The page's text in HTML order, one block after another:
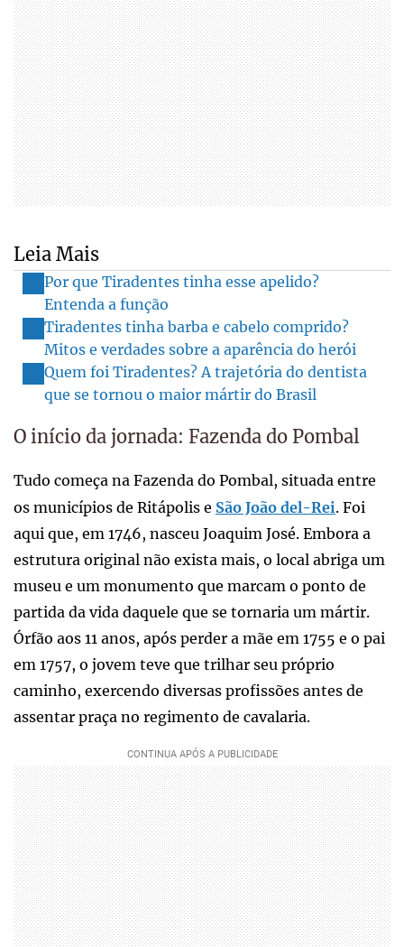
Leia Mais
Por que Tiradentes tinha esse apelido?
Entenda a função
Tiradentes tinha barba e cabelo comprido?
Mitos e verdades sobre a aparência do herói
Quem foi Tiradentes? A trajetória do dentista
que se tornou o maior mártir do Brasil
O início da jornada: Fazenda do Pombal
Tudo começa na Fazenda do Pombal, situada entre
os municípios de Ritápolis e São João del-Rei. Foi
aqui que, em 1746, nasceu Joaquim José. Embora a
estrutura original não exista mais, o local abriga um
museu e um monumento que marcam o ponto de
partida da vida daquele que se tornaria um mártir.
Órfão aos 11 anos, após perder a mãe em 1755 e o pai
em 1757, o jovem teve que trilhar seu próprio
caminho, exercendo diversas profissões antes de
assentar praça no regimento de cavalaria.